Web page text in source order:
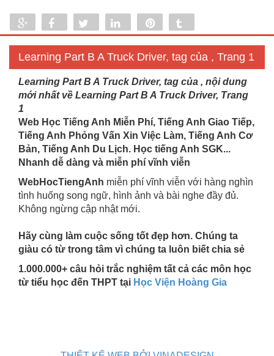
Share Share Tweet Share
Learning Part B A Truck Driver, tag của , Trang 1
Learning Part B A Truck Driver, tag của , nội dung
mới nhất về Learning Part B A Truck Driver, Trang
1
Web Học Tiếng Anh Miễn Phí, Tiếng Anh Giao Tiếp,
Tiếng Anh Phỏng Vấn Xin Việc Làm, Tiếng Anh Cơ
Bản, Tiếng Anh Du Lịch. Học tiếng Anh SGK...
Nhanh dễ dàng và miễn phí vĩnh viễn
WebHocTiengAnh miễn phí vĩnh viễn với hàng nghìn
tình huống song ngữ, hình ảnh và bài nghe đầy đủ.
Không ngừng cập nhật mới.
Hãy cùng làm cuộc sống tốt đẹp hơn. Chúng ta
giàu có từ trong tâm vì chúng ta luôn biết chia sẻ
1.000.000+ câu hỏi trắc nghiệm tất cả các môn học
từ tiểu học đến THPT tại Học Viện Hoàng Gia